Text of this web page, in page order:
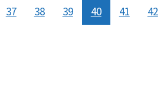
37 38 39 40 41 42